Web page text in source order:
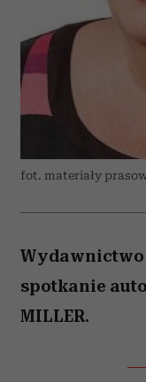
fot. materiały
Wydawnictwo
spotkanie
MILLER.